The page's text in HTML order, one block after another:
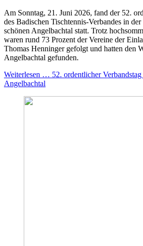
Am Sonntag, 21. Juni 2026, fand der 52.
des Badischen Tischtennis-Verbandes in
schönen Angelbachtal statt. Trotz
waren rund 73 Prozent der Vereine der
Thomas Henninger gefolgt und hatten den
Angelbachtal gefunden.
Weiterlesen … 52. ordentlicher
Angelbachtal